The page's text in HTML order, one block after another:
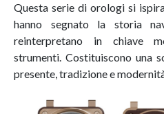
Questa serie di orologi si
hanno segnato la storia
reinterpretano in chiave
strumenti. Costituiscono una
presente, tradizione e